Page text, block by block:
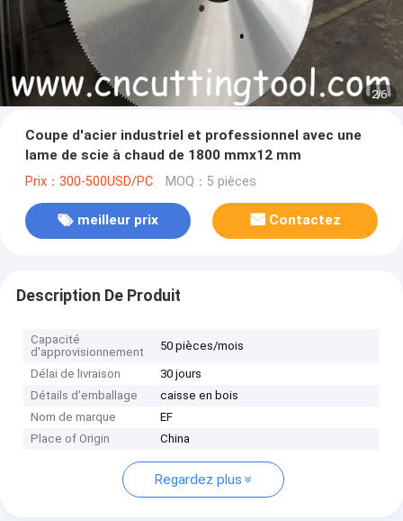
2/6
Coupe d'acier industriel et professionnel avec une
lame de scie à chaud de 1800 mmx12 mm
Prix：300-500USD/PC MOQ：5 pièces
meilleur prix Contactez
Description De Produit
Capacité
d'approvisionnement
50 pièces/mois
Délai de livraison
30 jours
Détails d'emballage
caisse en bois
Nom de marque
EF
Place of Origin
China
Regardez plus